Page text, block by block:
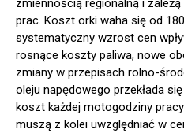
zmiennością regionalną i
prac. Koszt orki waha się od
systematyczny wzrost cen
rosnące koszty paliwa, nowe
zmiany w przepisach rolno-
oleju napędowego przekłada
koszt każdej motogodziny
muszą z kolei uwzględniać w